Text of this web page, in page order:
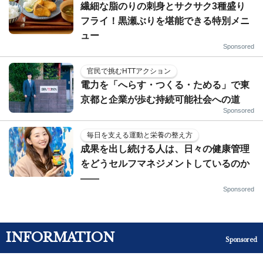
繊細な脂のりの刺身とサクサク3種盛り
フライ！黒瀬ぶりを堪能できる特別メニ
ュー
Sponsored
官民で挑むHTTアクション
電力を「へらす・つくる・ためる」で東
京都と企業が歩む持続可能社会への道
Sponsored
毎日を支える運動と栄養の整え方
成果を出し続ける人は、日々の健康管理
をどうセルフマネジメントしているのか
——
Sponsored
INFORMATION Sponsored